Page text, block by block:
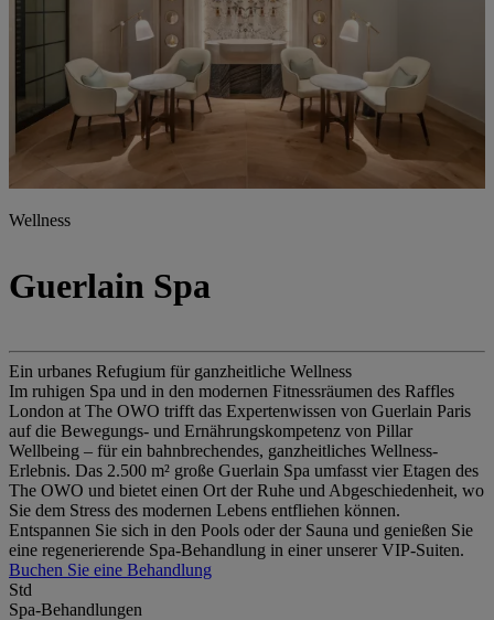
Wellness
Guerlain Spa
Ein urbanes Refugium für ganzheitliche Wellness
Im ruhigen Spa und in den modernen Fitnessräumen des Raffles
London at The OWO trifft das Expertenwissen von Guerlain Paris
auf die Bewegungs- und Ernährungskompetenz von Pillar
Wellbeing – für ein bahnbrechendes, ganzheitliches Wellness-
Erlebnis. Das 2.500 m² große Guerlain Spa umfasst vier Etagen des
The OWO und bietet einen Ort der Ruhe und Abgeschiedenheit, wo
Sie dem Stress des modernen Lebens entfliehen können.
Entspannen Sie sich in den Pools oder der Sauna und genießen Sie
eine regenerierende Spa-Behandlung in einer unserer VIP-Suiten.
Buchen Sie eine Behandlung
Std
Spa-Behandlungen